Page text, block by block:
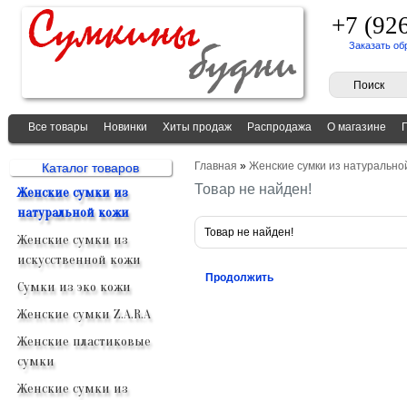
+7
Заказать
Все товары Новинки Хиты продаж Распродажа О магазине
Каталог товаров
Женские сумки из
натуральной кожи
Женские сумки из
искусственной кожи
Сумки из эко кожи
Женские сумки Z.A.R.A
Женские пластиковые
сумки
Женские сумки из
Главная » Женские сумки из
Товар не найден!
Товар не найден!
Продолжить